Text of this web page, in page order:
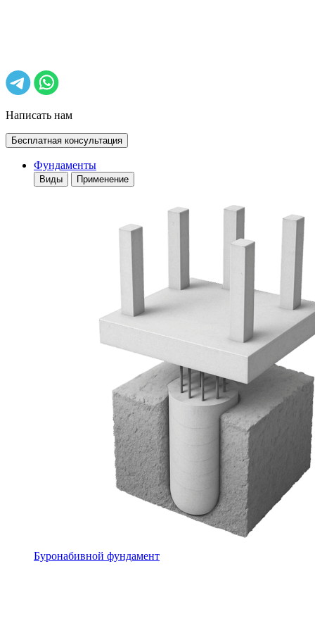
Написать нам
Бесплатная консультация
Фундаменты
Виды Применение
Буронабивной фундамент